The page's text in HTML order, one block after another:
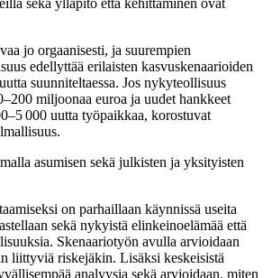
jo orgaanisesti, ja suurempien
edellyttää erilaisten kasvuskenaarioiden
suunniteltaessa. Jos nykyteollisuus
miljoonaa euroa ja uudet hankkeet
000 uutta työpaikkaa, korostuvat
asumisen sekä julkisten ja yksityisten
on parhaillaan käynnissä useita
sekä nykyistä elinkeinoelämää että
Skenaariotyön avulla arvioidaan
liittyviä riskejäkin. Lisäksi keskeisistä
analyysia sekä arvioidaan, miten